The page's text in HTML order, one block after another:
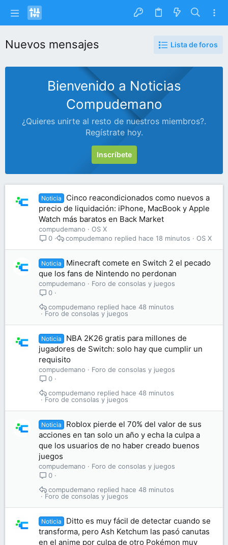
Nuevos mensajes Lista de foros
Bienvenido a Noticias
Compudemano
¿Quieres unirte al resto de nuestros miembros?.
Regístrate hoy.
Inscríbete
Noticia
Cinco reacondicionados como nuevos a
precio de liquidación: iPhone, MacBook y Apple
Watch más baratos en Back Market
compudemano
OS X
0
OS X
hace 18 minutos
compudemano
Noticia
Minecraft comete en Switch 2 el pecado
que los fans de Nintendo no perdonan
compudemano
Foro de consolas y juegos
0
Foro de consolas y juegos
hace 48 minutos
compudemano
Noticia
NBA 2K26 gratis para millones de
jugadores de Switch: solo hay que cumplir un
requisito
compudemano
Foro de consolas y juegos
0
Foro de consolas y juegos
hace 48 minutos
compudemano
Noticia
Roblox pierde el 70% del valor de sus
acciones en tan solo un año y echa la culpa a
que los usuarios de no haber creado buenos
juegos
compudemano
Foro de consolas y juegos
0
Foro de consolas y juegos
hace 48 minutos
compudemano
Noticia
Ditto es muy fácil de detectar cuando se
transforma, pero Ash Ketchum las pasó canutas
en el anime por culpa de otro Pokémon muy